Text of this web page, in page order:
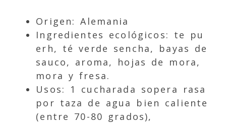
Origen: Alemania
Ingredientes ecológicos: te pu
erh, té verde sencha, bayas de
sauco, aroma, hojas de mora,
mora y fresa.
Usos: 1 cucharada sopera rasa
por taza de agua bien caliente
(entre 70-80 grados),